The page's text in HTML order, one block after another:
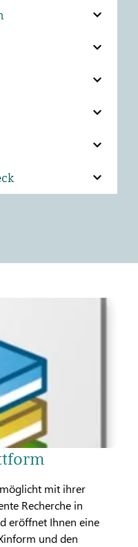
mit ihrer
Recherche in
eröffnet Ihnen eine
und den